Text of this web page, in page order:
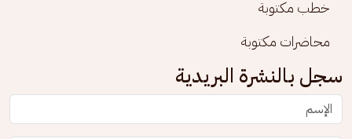
خطب مكتوبة
محاضرات مكتوبة
سجل بالنشرة البريدية